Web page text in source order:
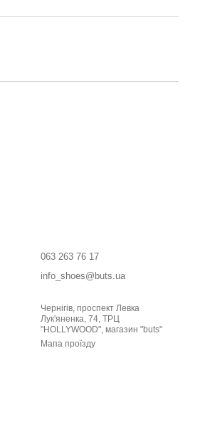
063 263 76 17
info_shoes@buts.ua
Чернігів, проспект Левка
Лук'яненка, 74, ТРЦ
"HOLLYWOOD", магазин "buts"
Мапа проїзду